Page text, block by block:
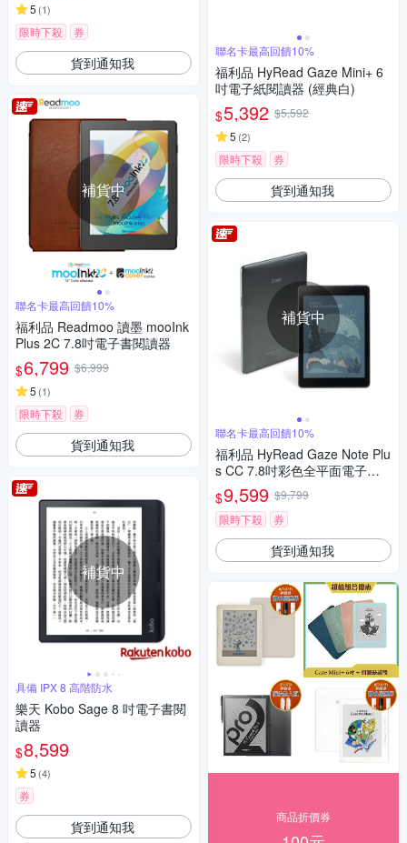
5 (1)
限時下殺 券
貨到通知我
補貨中
聯名卡最高回饋10%
福利品 Readmoo 讀墨 mooInk
Plus 2C 7.8吋電子書閱讀器
$6,799 $6,999
5 (1)
限時下殺 券
貨到通知我
補貨中
具備 IPX 8 高階防水
樂天 Kobo Sage 8 吋電子書閱
讀器
$8,599
5 (4)
券
貨到通知我
聯名卡最高回饋10%
福利品 HyRead Gaze Mini+ 6
吋電子紙閱讀器 (經典白)
$5,392 $5,592
5 (2)
限時下殺 券
貨到通知我
補貨中
聯名卡最高回饋10%
福利品 HyRead Gaze Note Plu
s CC 7.8吋彩色全平面電子紙
閱讀器
$9,599 $9,799
限時下殺
券
貨到通知我
商品折價券